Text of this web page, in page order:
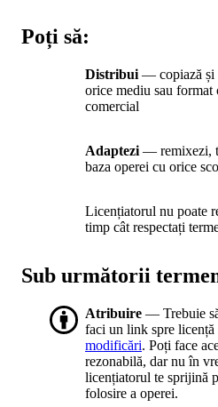
Poți să:
Distribui — copiază și
orice mediu sau format
comercial
Adaptezi — remixezi,
baza operei cu orice
Licențiatorul nu poate
timp cât respectați
Sub următorii
Atribuire — Trebuie
faci un link spre licență
modificări. Poți face
rezonabilă, dar nu în
licențiatorul te sprijină
folosire a operei.